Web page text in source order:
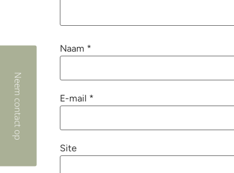
Naam *
E-mail *
Site
Neem contact op